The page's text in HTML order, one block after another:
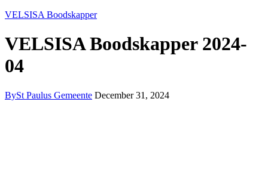
VELSISA Boodskapper
VELSISA Boodskapper 2024-
04
BySt Paulus Gemeente December 31, 2024